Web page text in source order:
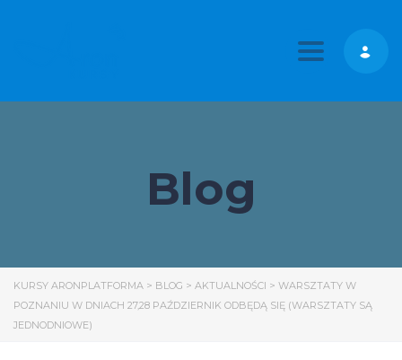
Toggle
Blog
KURSY ARONPLATFORMA > BLOG > AKTUALNOŚCI > WARSZTATY W
POZNANIU W DNIACH 27,28 PAŹDZIERNIK ODBĘDĄ SIĘ (WARSZTATY SĄ
JEDNODNIOWE)